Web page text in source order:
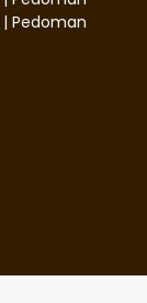
| Pedoman